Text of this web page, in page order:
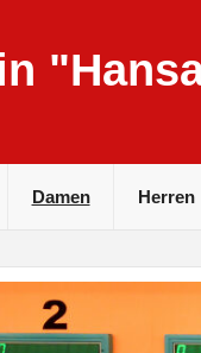
Damen Herren